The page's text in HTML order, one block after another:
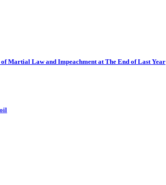
Martial Law and Impeachment at The End of Last Year